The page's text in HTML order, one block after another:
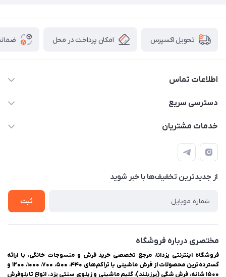
تحویل اکسپرس امکان پرداخت در محل
اطلاعات تماس
03538252575
اینترنتی یزدانا
دسترسی سریع
حساب کاربری
لیست محصولات
درباره ما
خدمات مشتریان
راهنمای ثبت سفارش
حریم خصوصی
سوالات متداول
از جدید‌ترین تخفیف‌ها با‌ خبر شوید
ثبت
مختصری درباره فروشگاه
فروشگاه اینترنتی یزدانا، مرجع تخصصی خرید فرش و منسوجات خانگی، با ارائه
گسترده‌ترین محصولات از فرش ماشینی با تراکم‌های ۴۴۰، ۵۰۰، ۷۰۰، ۱۰۰۰، ۱۲۰۰ و
۱۵۰۰ شانه، فرش شگی (پرزبلند)، گلیم ماشینی و زیلوی سنتی یزد. انواع تابلوفرش